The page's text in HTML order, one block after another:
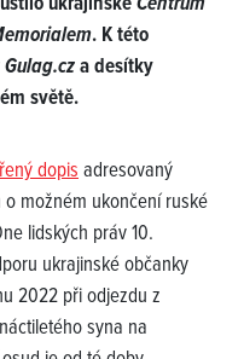
. K této
Gulag.cza desítky
světě.
dopisadresovaný
možném ukončení ruské
lidských práv 10.
ukrajinské občanky
2022 při odjezdu z
syna na